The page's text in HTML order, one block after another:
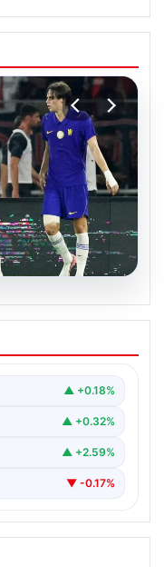
makro
kasesi
▲ +0.18%
▲ +0.32%
▲ +2.59%
▼ -0.17%